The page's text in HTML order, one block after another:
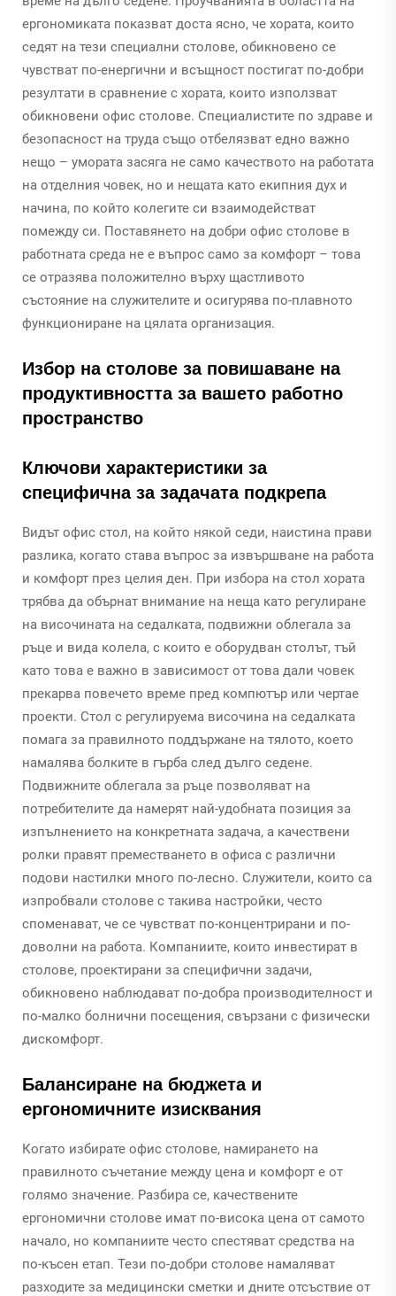
ергономиката показват доста ясно, че хората, които
седят на тези специални столове, обикновено се
чувстват по-енергични и всъщност постигат по-добри
резултати в сравнение с хората, които използват
обикновени офис столове. Специалистите по здраве и
безопасност на труда също отбелязват едно важно
нещо – умората засяга не само качеството на работата
на отделния човек, но и нещата като екипния дух и
начина, по който колегите си взаимодействат
помежду си. Поставянето на добри офис столове в
работната среда не е въпрос само за комфорт – това
се отразява положително върху щастливото
състояние на служителите и осигурява по-плавното
функциониране на цялата организация.
Избор на столове за повишаване на
продуктивността за вашето работно
пространство
Ключови характеристики за
специфична за задачата подкрепа
Видът офис стол, на който някой седи, наистина прави
разлика, когато става въпрос за извършване на работа
и комфорт през целия ден. При избора на стол хората
трябва да обърнат внимание на неща като регулиране
на височината на седалката, подвижни облегала за
ръце и вида колела, с които е оборудван столът, тъй
като това е важно в зависимост от това дали човек
прекарва повечето време пред компютър или чертае
проекти. Стол с регулируема височина на седалката
помага за правилното поддържане на тялото, което
намалява болките в гърба след дълго седене.
Подвижните облегала за ръце позволяват на
потребителите да намерят най-удобната позиция за
изпълнението на конкретната задача, а качествени
ролки правят преместването в офиса с различни
подови настилки много по-лесно. Служители, които са
изпробвали столове с такива настройки, често
споменават, че се чувстват по-концентрирани и по-
доволни на работа. Компаниите, които инвестират в
столове, проектирани за специфични задачи,
обикновено наблюдават по-добра производителност и
по-малко болнични посещения, свързани с физически
дискомфорт.
Балансиране на бюджета и
ергономичните изисквания
Когато избирате офис столове, намирането на
правилното съчетание между цена и комфорт е от
голямо значение. Разбира се, качествените
ергономични столове имат по-висока цена от самото
начало, но компаниите често спестяват средства на
по-късен етап. Тези по-добри столове намаляват
разходите за медицински сметки и дните отсъствие от